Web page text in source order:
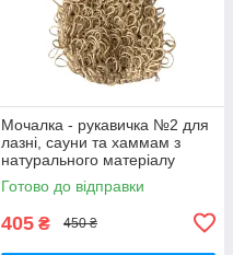
Мочалка - рукавичка №2 для
лазні, сауни та хаммам з
натурального матеріалу
ДЖУТ ( ручна робота )
Готово до відправки
405 ₴ 450 ₴